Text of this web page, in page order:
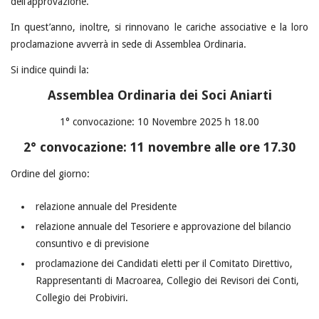
In quest’anno, inoltre, si rinnovano le cariche associative e la loro
proclamazione avverrà in sede di Assemblea Ordinaria.
Si indice quindi la:
Assemblea Ordinaria dei Soci Aniarti
1° convocazione: 10 Novembre 2025 h 18.00
2° convocazione: 11 novembre alle ore 17.30
Ordine del giorno:
relazione annuale del Presidente
relazione annuale del Tesoriere e approvazione del bilancio
consuntivo e di previsione
proclamazione dei Candidati eletti per il Comitato Direttivo,
Rappresentanti di Macroarea, Collegio dei Revisori dei Conti,
Collegio dei Probiviri.